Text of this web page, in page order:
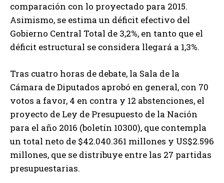
comparación con lo proyectado para 2015.
Asimismo, se estima un déficit efectivo del
Gobierno Central Total de 3,2%, en tanto que el
déficit estructural se considera llegará a 1,3%.
Tras cuatro horas de debate, la Sala de la
Cámara de Diputados aprobó en general, con 70
votos a favor, 4 en contra y 12 abstenciones, el
proyecto de Ley de Presupuesto de la Nación
para el año 2016 (boletín 10300), que contempla
un total neto de $42.040.361 millones y US$2.596
millones, que se distribuye entre las 27 partidas
presupuestarias.